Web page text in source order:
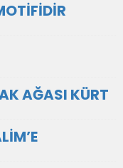
AĞASI KÜRT